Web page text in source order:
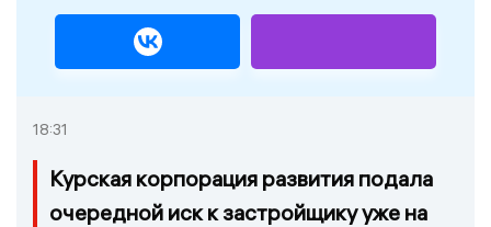
18:31
Курская корпорация развития подала
очередной иск к застройщику уже на